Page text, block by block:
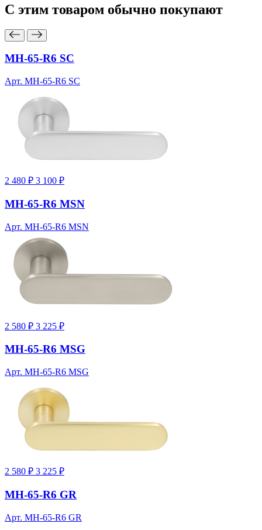
С этим товаром обычно покупают
MH-65-R6 SC
Арт. MH-65-R6 SC
2 480 ₽ 3 100 ₽
MH-65-R6 MSN
Арт. MH-65-R6 MSN
2 580 ₽ 3 225 ₽
MH-65-R6 MSG
Арт. MH-65-R6 MSG
2 580 ₽ 3 225 ₽
MH-65-R6 GR
Арт. MH-65-R6 GR